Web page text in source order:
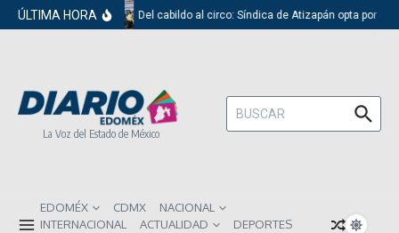
Saltar al contenido
ÚLTIMA HORA Del cabildo al circo: Síndica de Atizapán opta por el
La Voz del Estado de México
Buscar:
EDOMÉX CDMX
NACIONAL
INTERNACIONAL
ACTUALIDAD
DEPORTES